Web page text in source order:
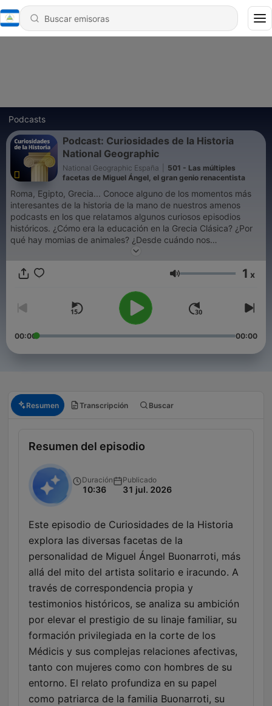
Podcasts
Podcast: Curiosidades de la Historia
National Geographic
National Geographic España
501 - Las múltiples
facetas de Miguel Ángel, el gran genio renacentista
Roma, Egipto, Grecia... Conoce alguno de los momentos más
interesantes de la historia de la mano de nuestros amenos
podcasts en los que relatamos algunos curiosos episodios
históricos. ¿Cómo era la educación en la Grecia Clásica? ¿Por
qué hay momias de animales? ¿Desde cuándo nos
vacunamos? ¿Fue Nerón realmente tan malo como lo pintan?
eran las heteras de la Antigua Grecia? ¿Qué significaba ser un
sus respuestas) en nuestro podcast histórico.
Volumen 1 x
00:00 00:00
Resumen Transcripción Buscar
Resumen del episodio
Duración
10:36
Publicado
31 jul. 2026
Este episodio de Curiosidades de la Historia
explora las diversas facetas de la
personalidad de Miguel Ángel Buonarroti, más
allá del mito del artista solitario e iracundo. A
través de correspondencia propia y
testimonios históricos, se analiza su ambición
por elevar el prestigio de su linaje familiar, su
formación privilegiada en la corte de los
Médicis y sus complejas relaciones afectivas,
tanto con mujeres como con hombres de su
entorno. El relato profundiza en su papel
como patriarca de la familia Buonarroti, su